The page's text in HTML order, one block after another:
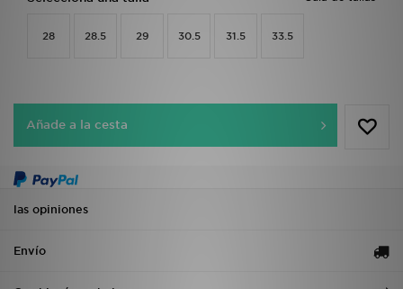
28 28.5 29 30.5 31.5 33.5
Añade a la cesta
las opiniones
Envío